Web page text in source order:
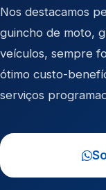
Nos destacamos
guincho de moto,
veículos, sempre
ótimo custo-
serviços